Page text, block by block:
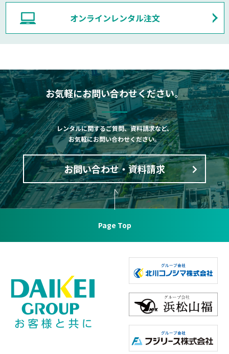
オンラインレンタル注文
お気軽にお問い合わせください。
レンタルに関するご質問、資料請求など、
お気軽にお問い合わせください。
お問い合わせ・資料請求
Page Top